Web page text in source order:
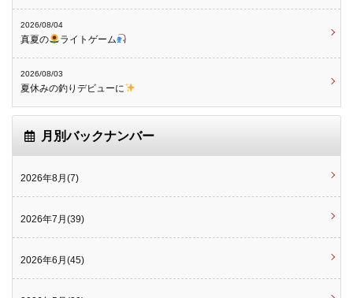
2026/08/04
真夏の ライトゲーム
2026/08/03
夏休みの釣りデビューに
月別バックナンバー
2026年8月(7)
2026年7月(39)
2026年6月(45)